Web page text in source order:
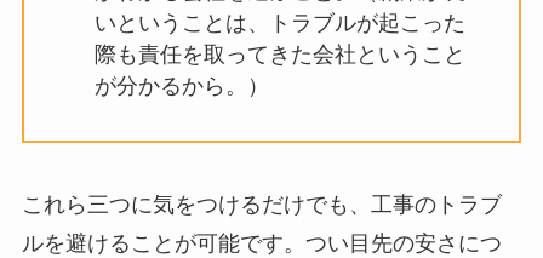
いということは、トラブルが起こった
際も責任を取ってきた会社ということ
が分かるから。）
これら三つに気をつけるだけでも、工事のトラブ
ルを避けることが可能です。つい目先の安さにつ